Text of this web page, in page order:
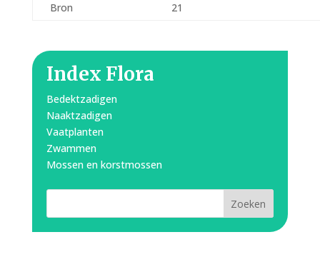
Bron
21
Index Flora
Bedektzadigen
Naaktzadigen
Vaatplanten
Zwammen
Mossen en korstmossen